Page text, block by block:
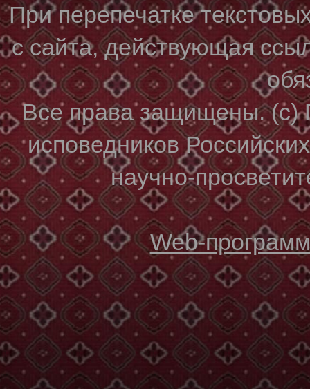
При перепечатке
с сайта, действующая
Все права защищены. (с)
исповедников
научно-
Web-